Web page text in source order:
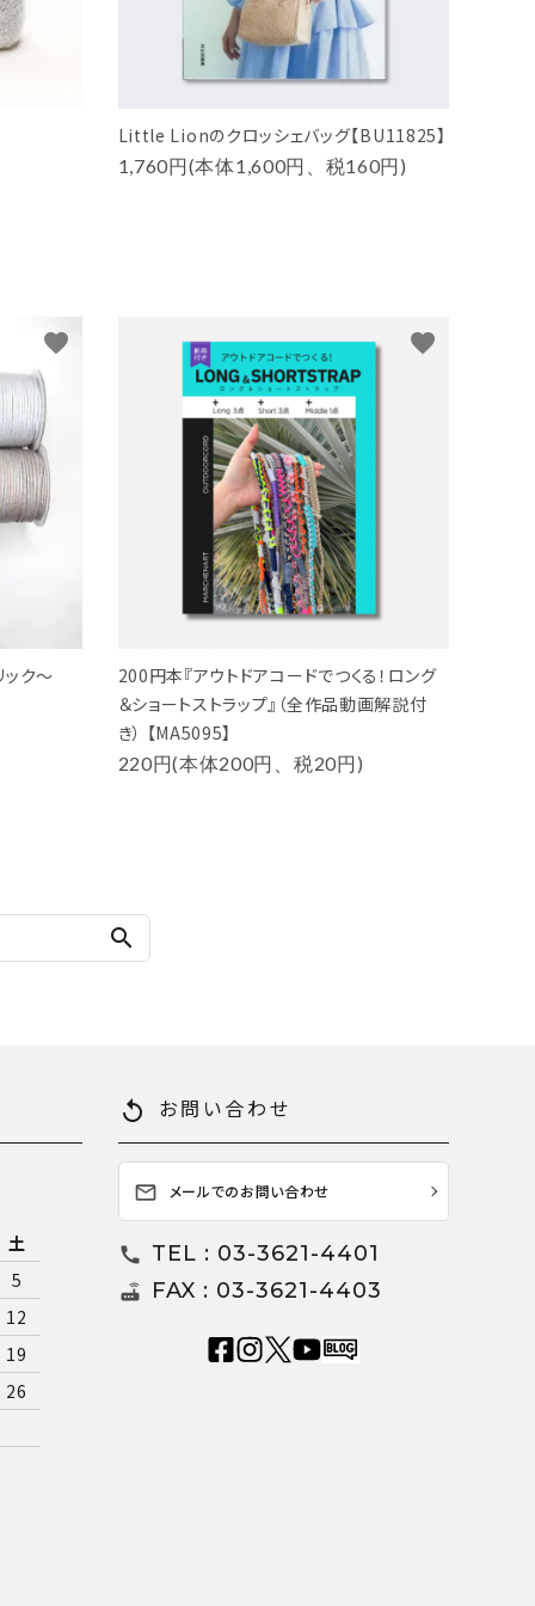
Little Lionのクロッシェバッグ【BU11825】
1,760円(本体1,600円、税160円)
ック～
favorite
200円本『アウトドアコードでつくる！ロング
＆ショートストラップ』（全作品動画解説付
き） 【MA5095】
220円(本体200円、税20円)
favorite
search
土
5
12
19
26
replay お問い合わせ
mail_outline メールでのお問い合わせ
call TEL : 03-3621-4401
router FAX : 03-3621-4403